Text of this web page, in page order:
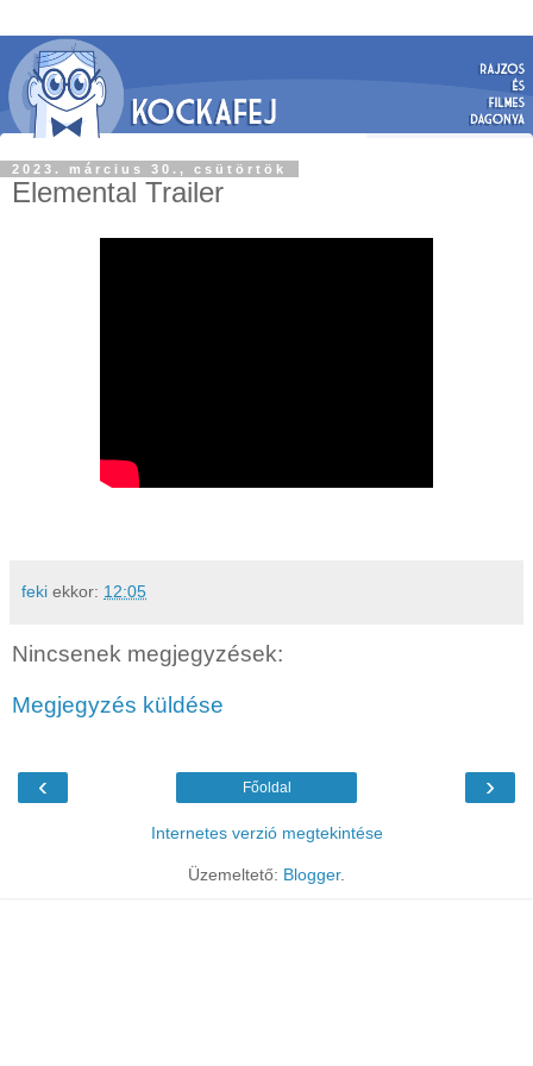
2023. március 30., csütörtök
Elemental Trailer
feki ekkor: 12:05
Nincsenek megjegyzések:
Megjegyzés küldése
‹ ›
Főoldal
Internetes verzió megtekintése
Üzemeltető: Blogger.